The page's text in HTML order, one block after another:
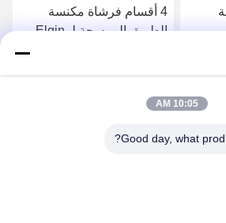
4 أقسام فرشاة مكنسة
الطريق الممسحة لـ Elgin
10:05 AM
Good day, what